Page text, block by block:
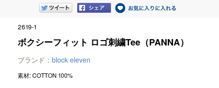
2619-1
ボクシーフィット ロゴ刺繍Tee（PANNA）
ブランド： block eleven
素材: COTTON 100%